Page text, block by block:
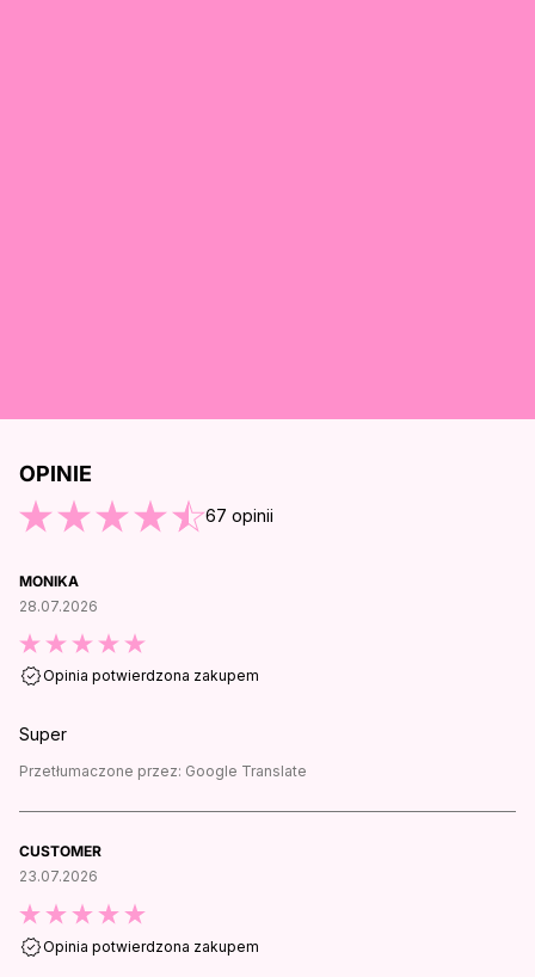
KOŃCA OPINII
OPINIE
67 opinii
MONIKA
28.07.2026
Opinia potwierdzona zakupem
Super
Przetłumaczone przez: Google Translate
CUSTOMER
23.07.2026
Opinia potwierdzona zakupem